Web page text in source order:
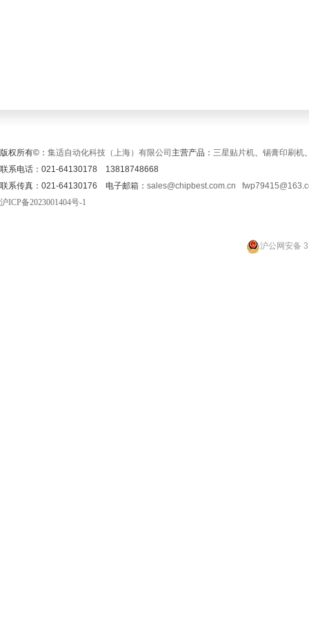
版权所有©： 集适自动化科技（上海）有限公司 主营产品： 三星贴片机、 锡膏印刷机
联系电话：021-64130178 13818748668
联系传真：021-64130176 电子邮箱： sales@chipbest.com.cn
沪ICP备2023001404号-1
沪公网安备